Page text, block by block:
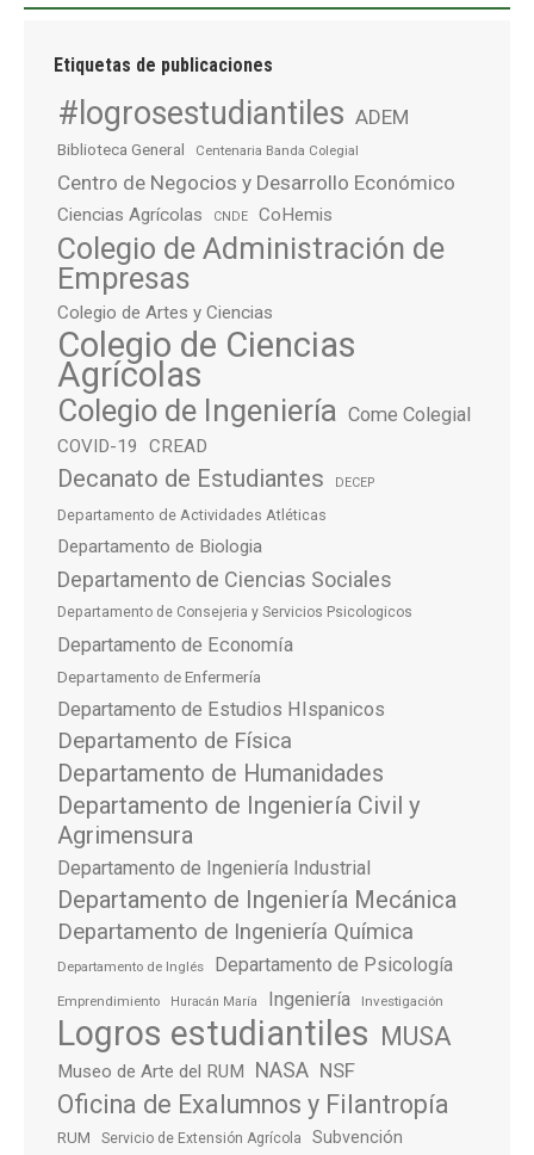
Etiquetas de publicaciones
#logrosestudiantiles ADEM
Biblioteca General Centenaria Banda Colegial
Centro de Negocios y Desarrollo Económico
Ciencias Agrícolas CNDE CoHemis
Colegio de Administración de
Empresas
Colegio de Artes y Ciencias
Colegio de Ciencias
Agrícolas
Colegio de Ingeniería Come Colegial
COVID-19 CREAD
Decanato de Estudiantes DECEP
Departamento de Actividades Atléticas
Departamento de Biologia
Departamento de Ciencias Sociales
Departamento de Consejeria y Servicios Psicologicos
Departamento de Economía
Departamento de Enfermería
Departamento de Estudios HIspanicos
Departamento de Física
Departamento de Humanidades
Departamento de Ingeniería Civil y
Agrimensura
Departamento de Ingeniería Industrial
Departamento de Ingeniería Mecánica
Departamento de Ingeniería Química
Departamento de Inglés Departamento de Psicología
Emprendimiento Huracán María Ingeniería Investigación
Logros estudiantiles MUSA
Museo de Arte del RUM NASA NSF
Oficina de Exalumnos y Filantropía
RUM Servicio de Extensión Agrícola Subvención